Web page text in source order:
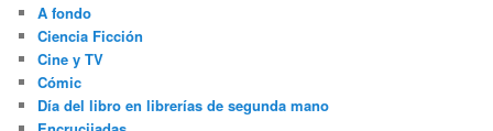
A fondo
Ciencia Ficción
Cine y TV
Cómic
Día del libro en librerías de segunda mano